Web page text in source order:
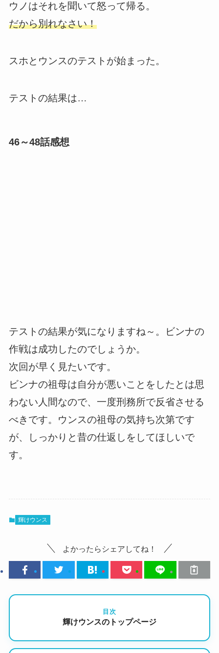
ウノはそれを聞いて怒って帰る。
だから別れなさい！
スホとウンスのテストが始まった。
テストの結果は…
46～48話感想
テストの結果が気になりますね～。ビンナの
作戦は成功したのでしょうか。
次回が早く見たいです。
ビンナの祖母は自分が悪いことをしたとは思
わない人間なので、一度刑務所で反省させる
べきです。ウンスの祖母の気持ち次第です
が、しっかりと昔の仕返しをしてほしいで
す。
輝けウンス
よかったらシェアしてね！
目次
輝けウンスのトップページ